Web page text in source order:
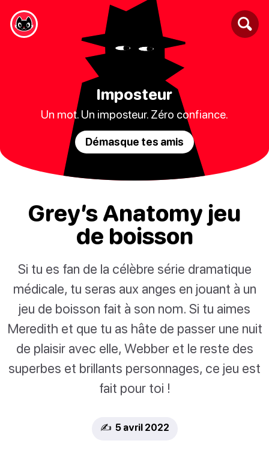
Imposteur
Un mot. Un imposteur. Zéro confiance.
Démasque tes amis
Grey’s Anatomy jeu
de boisson
Si tu es fan de la célèbre série dramatique
médicale, tu seras aux anges en jouant à un
jeu de boisson fait à son nom. Si tu aimes
Meredith et que tu as hâte de passer une nuit
de plaisir avec elle, Webber et le reste des
superbes et brillants personnages, ce jeu est
fait pour toi !
✍️ 5 avril 2022